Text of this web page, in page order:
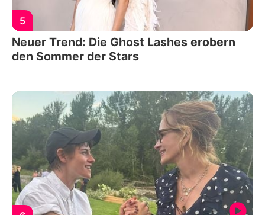
5
Neuer Trend: Die Ghost Lashes erobern
den Sommer der Stars